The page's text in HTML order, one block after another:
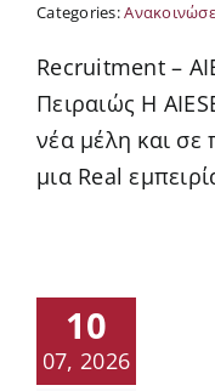
Categories:
Recruitment –
Πειραιώς Η
νέα μέλη και σε
μια Real
10
07, 2026